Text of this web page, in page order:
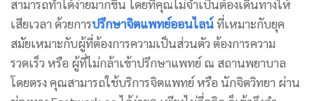
สามารถทำได้ง่ายมากขึ้น โดยที่คุณไม่จำเป็นต้องเดินทางให้
เสียเวลา ด้วยการปรึกษาจิตแพทย์ออนไลน์ที่เหมาะกับยุค
สมัยเหมาะกับผู้ที่ต้องการความเป็นส่วนตัว ต้องการความ
รวดเร็ว หรือ ผู้ที่ไม่กล้าเข้าปรึกษาแพทย์ ณ สถานพยาบาล
โดยตรง คุณสามารถใช้บริการจิตแพทย์ หรือ นักจิตวิทยา ผ่าน